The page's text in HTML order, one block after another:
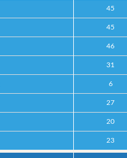
45
45
46
31
6
27
20
23